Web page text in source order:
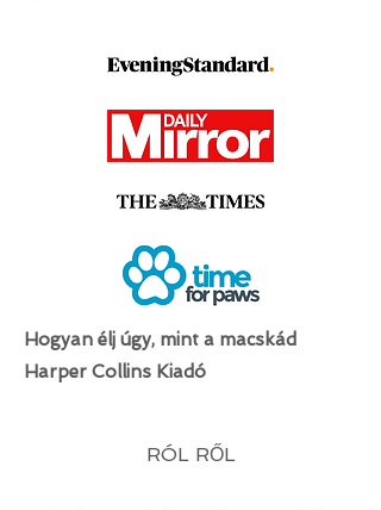
Hogyan élj úgy, mint a macskád
Harper Collins Kiadó
RÓL RŐL